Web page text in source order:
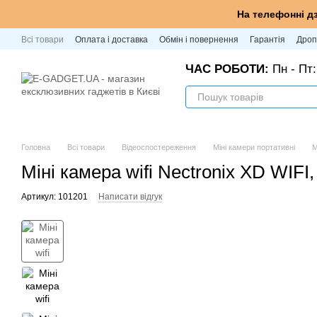
На телефонні
Всі товари Оплата і доставка Обмін і повернення Гарантія
ЧАС РОБОТИ: Пн - Пт:
Головна Всі товари Відеоспостереження Міні камери портативні
Міні камера wifi Nectronix XD
Артикул: 101201 Написати відгук